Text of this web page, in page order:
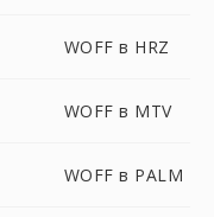
WOFF в HRZ
WOFF в MTV
WOFF в PALM